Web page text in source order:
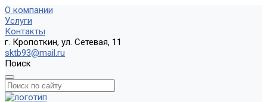
О компании
Услуги
Контакты
г. Кропоткин, ул. Сетевая, 11
sktb93@mail.ru
Поиск